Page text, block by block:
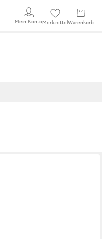
Mein KontoMerkzettel Warenkorb